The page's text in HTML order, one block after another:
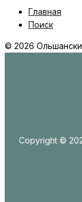
Главная
Поиск
© 2026
Copyright ©